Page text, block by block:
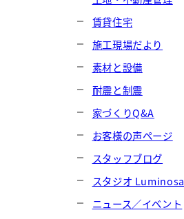
賃貸住宅
施工現場だより
素材と設備
耐震と制震
家づくりQ&A
お客様の声ページ
スタッフブログ
スタジオ Luminosa
ニュース／イベント